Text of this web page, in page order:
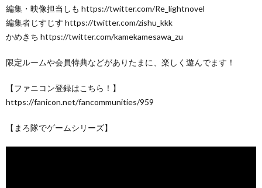
編集・映像担当しも https://twitter.com/Re_lightnovel
編集者じすじす https://twitter.com/zishu_kkk
かめきち https://twitter.com/kamekamesawa_zu
限定ルームや会員特典などがありたまに、楽しく遊んでます！
【ファニコン登録はこちら！】
https://fanicon.net/fancommunities/959
【まろ隊でゲームシリーズ】